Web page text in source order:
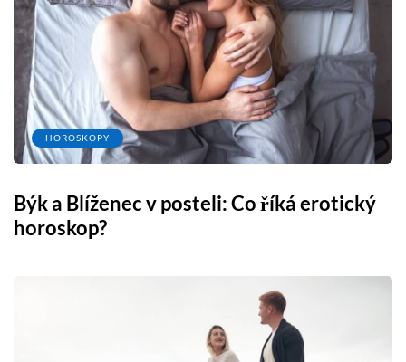
HOROSKOPY
Býk a Blíženec v posteli: Co říká erotický
horoskop?